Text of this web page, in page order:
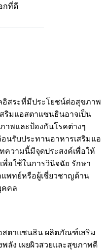
กที่ดี
สระที่มีประโยชน์ต่อสุขภาพ
ริมแอสตาแซนธินอาจเป็น
าพและป้องกันโรคต่างๆ
นรับประทานอาหารเสริมแอ
วามนี้มีจุดประสงค์เพื่อให้
พื่อใช้ในการวินิจฉัย รักษา
พทย์หรือผู้เชี่ยวชาญด้าน
คคล
สตาแซนธิน ผลิตภัณฑ์เสริม
ง เผยผิวสวยและสุขภาพดี